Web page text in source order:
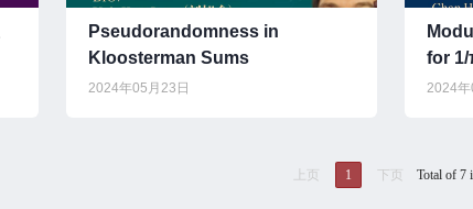
Pseudorandomness in
Kloosterman Sums
2024年05月23日
for
2024年
上页 1 下页 Total of 7